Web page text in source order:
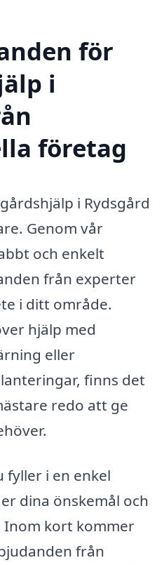
för
i
företag
i Rydsgård
Genom vår
och enkelt
från experter
i ditt område.
hjälp med
eller
finns det
redo att ge
fyller i en enkel
dina önskemål och
kort kommer
från